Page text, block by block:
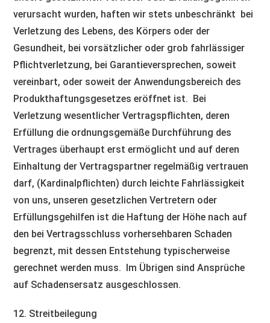
verursacht wurden, haften wir stets unbeschränkt bei
Verletzung des Lebens, des Körpers oder der
Gesundheit, bei vorsätzlicher oder grob fahrlässiger
Pflichtverletzung, bei Garantieversprechen, soweit
vereinbart, oder soweit der Anwendungsbereich des
Produkthaftungsgesetzes eröffnet ist. Bei
Verletzung wesentlicher Vertragspflichten, deren
Erfüllung die ordnungsgemäße Durchführung des
Vertrages überhaupt erst ermöglicht und auf deren
Einhaltung der Vertragspartner regelmäßig vertrauen
darf, (Kardinalpflichten) durch leichte Fahrlässigkeit
von uns, unseren gesetzlichen Vertretern oder
Erfüllungsgehilfen ist die Haftung der Höhe nach auf
den bei Vertragsschluss vorhersehbaren Schaden
begrenzt, mit dessen Entstehung typischerweise
gerechnet werden muss. Im Übrigen sind Ansprüche
auf Schadensersatz ausgeschlossen.
12. Streitbeilegung​​​​​​​